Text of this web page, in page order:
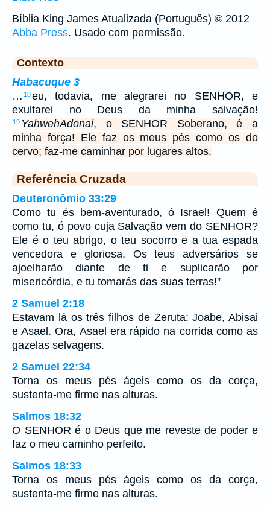
Bíblia King James Atualizada (Português) © 2012
Abba Press. Usado com permissão.
Contexto
Habacuque 3
… 18eu, todavia, me alegrarei no SENHOR, e
exultarei no Deus da minha salvação!
19 YahwehAdonai, o SENHOR Soberano, é a
minha força! Ele faz os meus pés como os do
cervo; faz-me caminhar por lugares altos.
Referência Cruzada
Deuteronômio 33:29
Como tu és bem-aventurado, ó Israel! Quem é
como tu, ó povo cuja Salvação vem do SENHOR?
Ele é o teu abrigo, o teu socorro e a tua espada
vencedora e gloriosa. Os teus adversários se
ajoelharão diante de ti e suplicarão por
misericórdia, e tu tomarás das suas terras!”
2 Samuel 2:18
Estavam lá os três filhos de Zeruta: Joabe, Abisai
e Asael. Ora, Asael era rápido na corrida como as
gazelas selvagens.
2 Samuel 22:34
Torna os meus pés ágeis como os da corça,
sustenta-me firme nas alturas.
Salmos 18:32
O SENHOR é o Deus que me reveste de poder e
faz o meu caminho perfeito.
Salmos 18:33
Torna os meus pés ágeis como os da corça,
sustenta-me firme nas alturas.